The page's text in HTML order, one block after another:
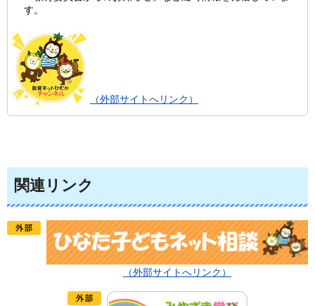
す。
（外部サイトへリンク）
関連リンク
（外部サイトへリンク）